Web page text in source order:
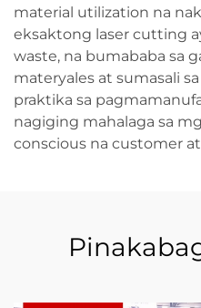
material utilization na
eksaktong laser cutting
waste, na bumababa sa
materyales at sumasali
praktika sa
nagiging mahalaga sa
conscious na customer